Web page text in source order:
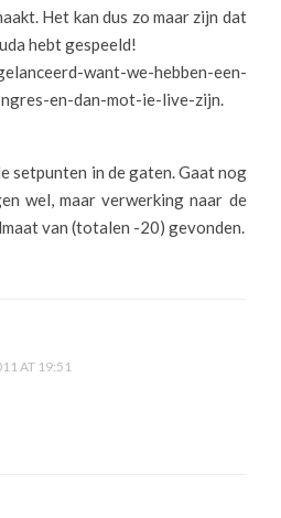
Het kan dus zo maar zijn dat
hebt gespeeld!
want-we-hebben-een-
en-dan-mot-ie-live-zijn.
setpunten in de gaten. Gaat nog
wel, maar verwerking naar de
van (totalen -20) gevonden.
AT 19:51